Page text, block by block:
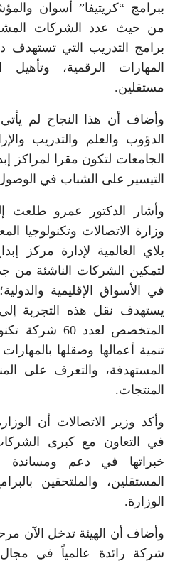
ببرامج “كريتيفا” أسوان
من حيث عدد الشركات
برامج التدريب التي تستهدف
المهارات الرقمية،
مستقلين.
وأضاف أن هذا النجاح لم
الدؤوب والعلم والتدريب
الجامعات لتكون مقرا لمراكز
التيسير على الشباب في الوصول
وأشار الدكتور عمرو طلعت
وزارة الاتصالات وتكنولوجيا
بلاي العالمية لإدارة مركز
لتمكين الشركات الناشئة من
في الأسواق الإقليمية
يستهدف نقل هذه التجربة
المتخصص لعدد
تنمية أعمالها وصقلها
المستهدفة، والتعرف على
المنتجات.
وأكد وزير الاتصالات أن
في التعاون مع كبرى
خبراتها في دعم ومساندة
المستقلين، والملتحقين
الوزارة.
وأضاف أن الهيئة تدخل الآن
شركة رائدة عالمياً في مجال